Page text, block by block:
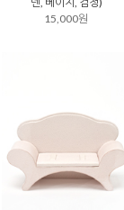
15,000원